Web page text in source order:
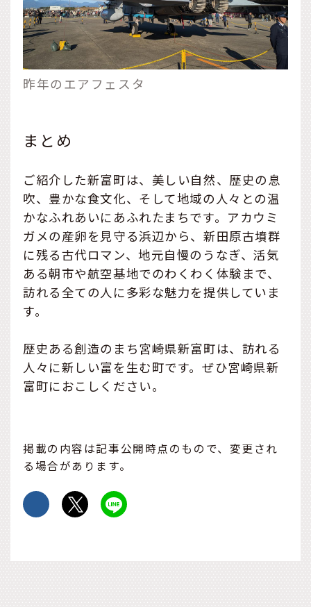
昨年のエアフェスタ
まとめ
ご紹介した新富町は、美しい自然、歴史の息
吹、豊かな食文化、そして地域の人々との温
かなふれあいにあふれたまちです。アカウミ
ガメの産卵を見守る浜辺から、新田原古墳群
に残る古代ロマン、地元自慢のうなぎ、活気
ある朝市や航空基地でのわくわく体験まで、
訪れる全ての人に多彩な魅力を提供していま
す。
歴史ある創造のまち宮崎県新富町は、訪れる
人々に新しい富を生む町です。ぜひ宮崎県新
富町におこしください。
掲載の内容は記事公開時点のもので、変更され
る場合があります。